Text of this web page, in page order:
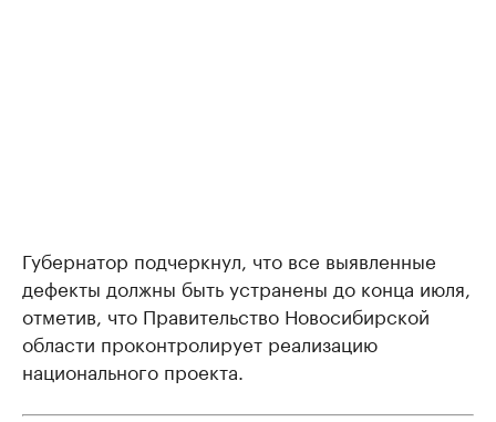
Губернатор подчеркнул, что все выявленные
дефекты должны быть устранены до конца июля,
отметив, что Правительство Новосибирской
области проконтролирует реализацию
национального проекта.